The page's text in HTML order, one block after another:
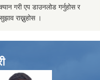
गरी एप डाउनलोड गर्नुहोस र
राख्नुहोस ।